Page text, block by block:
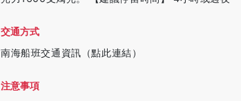
交通方式
南海船班交通資訊（點此連結）
注意事項